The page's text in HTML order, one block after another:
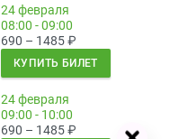
24 февраля
08:00 - 09:00
690 – 1485₽
КУПИТЬ БИЛЕТ
24 февраля
09:00 - 10:00
690 – 1485₽